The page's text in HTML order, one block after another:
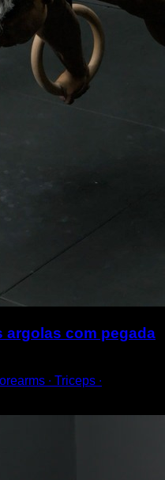
argolas com pegada
∙ Triceps ∙